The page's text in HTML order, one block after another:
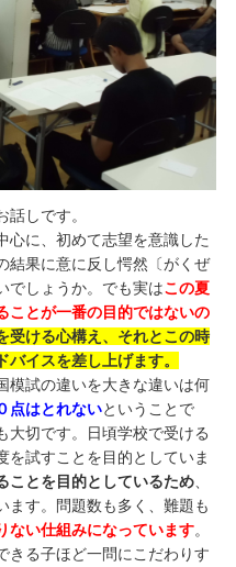
話しです。
心に、初めて志望を意識した
結果に意に反し愕然〔がくぜ
でしょうか。でも実はこの夏
ことが一番の目的ではないの
受ける心構え、それとこの時
イスを差し上げます。
模試の違いを大きな違いは何
点はとれないということで
大切です。日頃学校で受ける
を試すことを目的としていま
ことを目的としているため、
ます。問題数も多く、難題も
ない仕組みになっています。
きる子ほど一問にこだわりす